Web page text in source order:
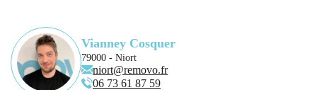
Vianney Cosquer
79000 - Niort
niort@removo.fr
06 73 61 87 59